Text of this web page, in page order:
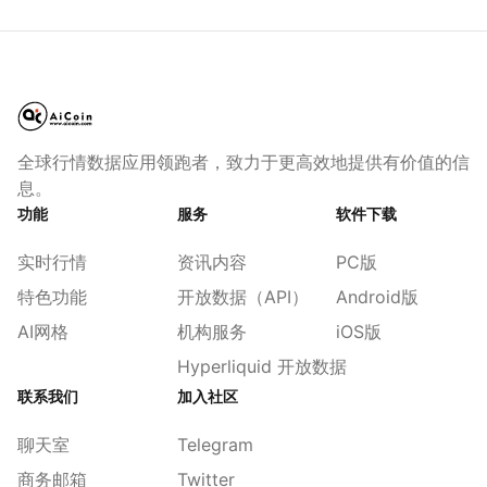
全球行情数据应用领跑者，致力于更高效地提供有价值的信
息。
功能
实时行情
特色功能
AI网格
服务
资讯内容
开放数据（API）
机构服务
Hyperliquid 开放数据
软件下载
PC版
Android版
iOS版
联系我们
聊天室
商务邮箱
加入社区
Telegram
Twitter